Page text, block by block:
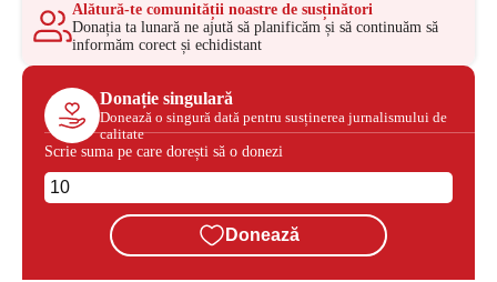
Alătură-te comunității noastre de susținători
Donația ta lunară ne ajută să planificăm și să continuăm să
informăm corect și echidistant
Donație singulară
Donează o singură dată pentru susținerea jurnalismului de
calitate
Scrie suma pe care dorești să o donezi
Donează